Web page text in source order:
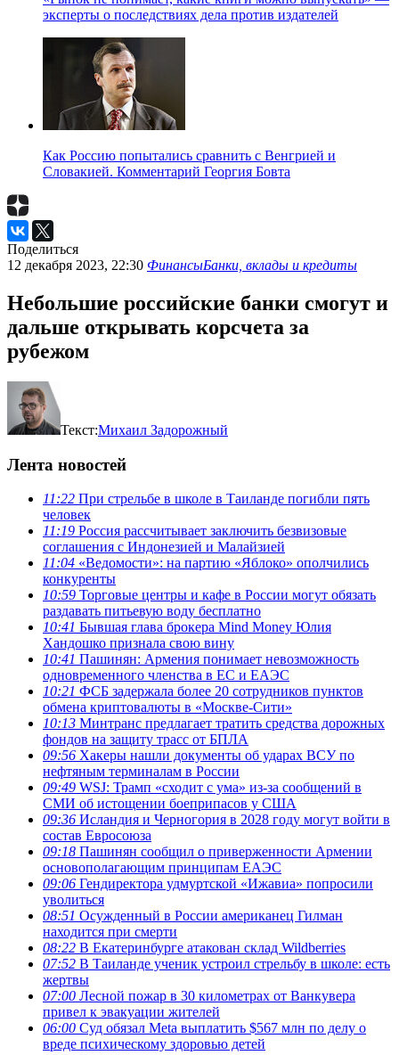
эксперты о последствиях дела против издателей
Как Россию попытались сравнить с Венгрией и
Словакией. Комментарий Георгия Бовта
Поделиться
12 декабря 2023, 22:30 ФинансыБанки, вклады и кредиты
Небольшие российские банки смогут и
дальше открывать корсчета за
рубежом
Текст:Михаил Задорожный
Лента новостей
11:22 При стрельбе в школе в Таиланде погибли пять
человек
11:19 Россия рассчитывает заключить безвизовые
соглашения с Индонезией и Малайзией
11:04 «Ведомости»: на партию «Яблоко» ополчились
конкуренты
10:59 Торговые центры и кафе в России могут обязать
раздавать питьевую воду бесплатно
10:41 Бывшая глава брокера Mind Money Юлия
Хандошко признала свою вину
10:41 Пашинян: Армения понимает невозможность
одновременного членства в ЕС и ЕАЭС
10:21 ФСБ задержала более 20 сотрудников пунктов
обмена криптовалюты в «Москве-Сити»
10:13 Минтранс предлагает тратить средства дорожных
фондов на защиту трасс от БПЛА
09:56 Хакеры нашли документы об ударах ВСУ по
нефтяным терминалам в России
09:49 WSJ: Трамп «сходит с ума» из-за сообщений в
СМИ об истощении боеприпасов у США
09:36 Исландия и Черногория в 2028 году могут войти в
состав Евросоюза
09:18 Пашинян сообщил о приверженности Армении
основополагающим принципам ЕАЭС
09:06 Гендиректора удмуртской «Ижавиа» попросили
уволиться
08:51 Осужденный в России американец Гилман
находится при смерти
08:22 В Екатеринбурге атакован склад Wildberries
07:52 В Таиланде ученик устроил стрельбу в школе: есть
жертвы
07:00 Лесной пожар в 30 километрах от Ванкувера
привел к эвакуации жителей
06:00 Суд обязал Meta выплатить $567 млн по делу о
вреде психическому здоровью детей